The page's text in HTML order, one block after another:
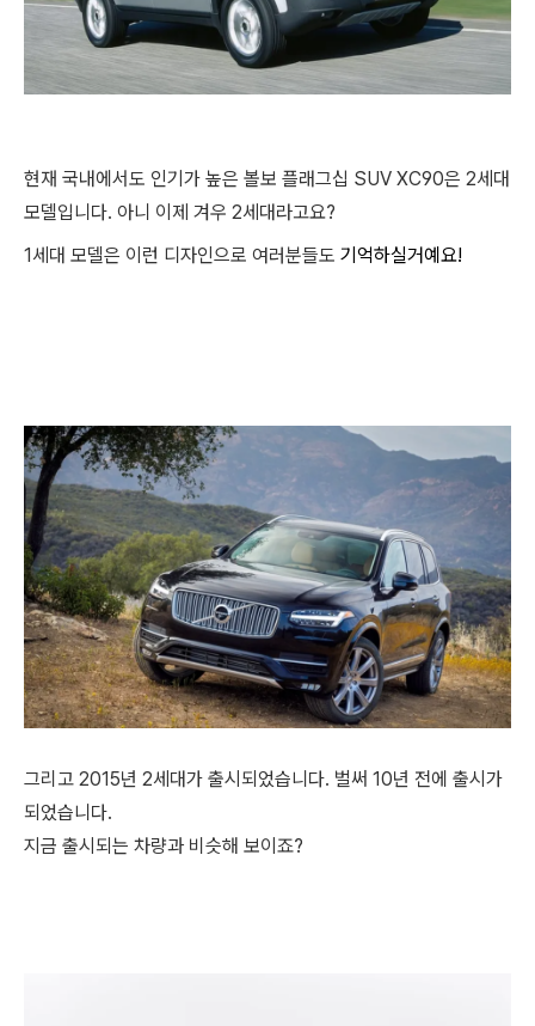
현재 국내에서도 인기가 높은 볼보 플래그십 SUV XC90은 2세대
모델입니다. 아니 이제 겨우 2세대라고요?
1세대 모델은 이런 디자인으로 여러분들도 기억하실거예요!
그리고 2015년 2세대가 출시되었습니다. 벌써 10년 전에 출시가
되었습니다.
지금 출시되는 차량과 비슷해 보이죠?